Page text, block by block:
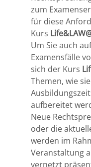
zum
für diese
Kurs
Um Sie auch
Examensfälle
sich der Kurs
Themen, wie
aufbereitet
Neue
oder die
werden im
Veranstaltung
vernetzt
Tübingen
Wiesbaden
Würzburg